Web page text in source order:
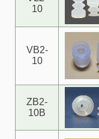
10
VB2-
10
ZB2-
10B